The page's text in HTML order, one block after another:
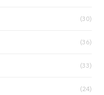
(30)
(36)
(33)
(24)